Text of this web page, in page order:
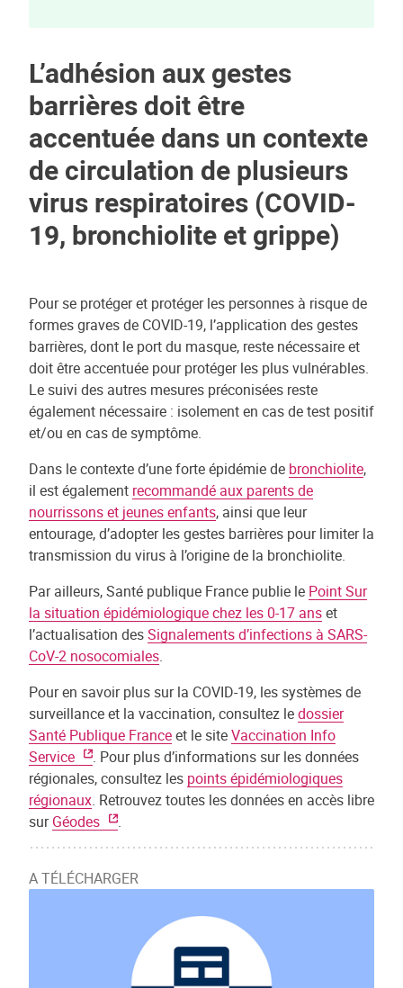
L’adhésion aux gestes
barrières doit être
accentuée dans un contexte
de circulation de plusieurs
virus respiratoires (COVID-
19, bronchiolite et grippe)
Pour se protéger et protéger les personnes à risque de
formes graves de COVID-19, l’application des gestes
barrières, dont le port du masque, reste nécessaire et
doit être accentuée pour protéger les plus vulnérables.
Le suivi des autres mesures préconisées reste
également nécessaire : isolement en cas de test positif
et/ou en cas de symptôme.
Dans le contexte d’une forte épidémie de bronchiolite,
il est également recommandé aux parents de
nourrissons et jeunes enfants, ainsi que leur
entourage, d’adopter les gestes barrières pour limiter la
transmission du virus à l’origine de la bronchiolite.
Par ailleurs, Santé publique France publie le Point Sur
la situation épidémiologique chez les 0-17 anset
l’actualisation desSignalements d’infections à SARS-
CoV-2 nosocomiales.
Pour en savoir plus sur la COVID-19, les systèmes de
surveillance et la vaccination, consultez ledossier
Santé Publique Franceet le siteVaccination Info
Service
. Pour plus d’informations sur les données
régionales, consultez les points épidémiologiques
régionaux. Retrouvez toutes les données en accès libre
surGéodes .
A TÉLÉCHARGER